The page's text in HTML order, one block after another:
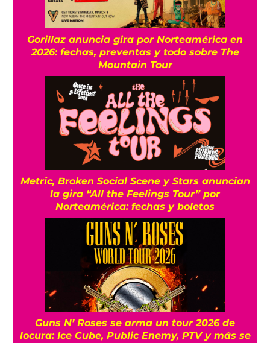
Gorillaz anuncia gira por Norteamérica en
2026: fechas, preventas y todo sobre The
Mountain Tour
Metric, Broken Social Scene y Stars anuncian
la gira “All the Feelings Tour” por
Norteamérica: fechas y boletos
Guns N’ Roses se arma un tour 2026 de
locura: Ice Cube, Public Enemy, PTV y más se